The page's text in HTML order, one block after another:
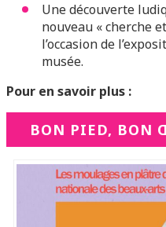
Une découverte
nouveau « cherche
l’occasion de
musée.
Pour en savoir plus :
BON PIED, BON